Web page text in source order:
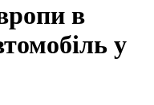
в
у